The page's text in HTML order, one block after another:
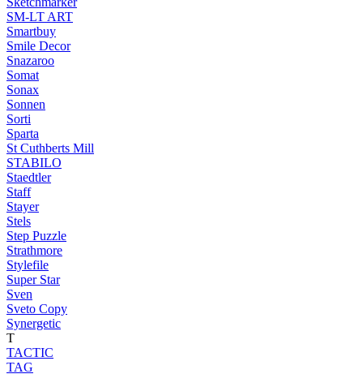
SM-LT ART
Smartbuy
Smile Decor
Snazaroo
Somat
Sonax
Sonnen
Sorti
Sparta
St Cuthberts Mill
STABILO
Staedtler
Staff
Stayer
Stels
Step Puzzle
Strathmore
Stylefile
Super Star
Sven
Sveto Copy
Synergetic
T
TACTIC
TAG